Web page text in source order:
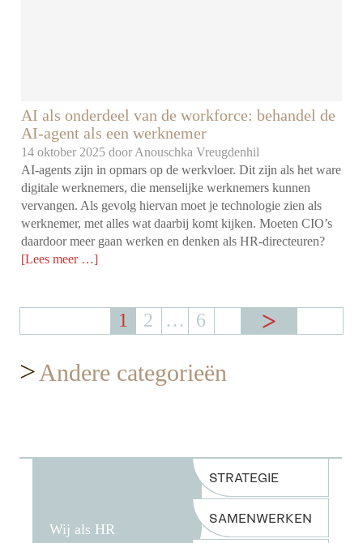
AI als onderdeel van de workforce: behandel de
AI-agent als een werknemer
14 oktober 2025 door Anouschka Vreugdenhil
AI-agents zijn in opmars op de werkvloer. Dit zijn als het ware
digitale werknemers, die menselijke werknemers kunnen
vervangen. Als gevolg hiervan moet je technologie zien als
werknemer, met alles wat daarbij komt kijken. Moeten CIO’s
daardoor meer gaan werken en denken als HR-directeuren?
[Lees meer …]
1 2 … 6
> Andere categorieën
Wij als HR
STRATEGIE
SAMENWERKEN